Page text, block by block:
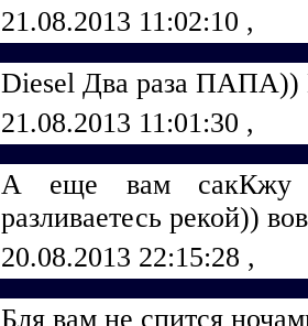
21.08.2013 11:02:10 ,
Diеsеl Два раза
21.08.2013 11:01:30 ,
А еще вам сакКжу
разливаетесь рекой))
20.08.2013 22:15:28 ,
Бля вам не спится